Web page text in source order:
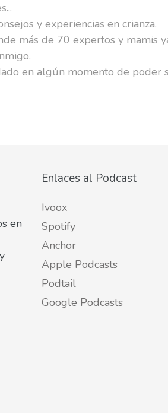
y experiencias en crianza.
más de 70 expertos y mamis
en algún momento de poder
en
Enlaces al Podcast
Ivoox
Spotify
Anchor
Apple Podcasts
Podtail
Google Podcasts